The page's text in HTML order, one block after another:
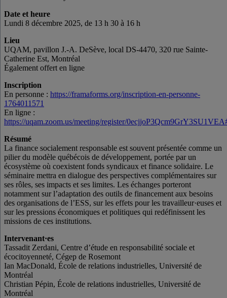
Date et heure
Lundi 8 décembre 2025, de 13 h 30 à 16 h
Lieu
UQAM, pavillon J.-A. DeSève, local DS-4470, 320 rue Sainte-
Catherine Est, Montréal
Également offert en ligne
Inscription
En personne : https://framaforms.org/inscription-en-personne-
1764011571
En ligne :
https://uqam.zoom.us/meeting/register/
Résumé
La finance socialement responsable est souvent présentée comme un
pilier du modèle québécois de développement, portée par un
écosystème où coexistent fonds syndicaux et finance solidaire. Le
séminaire mettra en dialogue des perspectives complémentaires sur
ses rôles, ses impacts et ses limites. Les échanges porteront
notamment sur l’adaptation des outils de financement aux besoins
des organisations de l’ESS, sur les effets pour les travailleur·euses et
sur les pressions économiques et politiques qui redéfinissent les
missions de ces institutions.
Intervenant·es
Tassadit Zerdani, Centre d’étude en responsabilité sociale et
écocitoyenneté, Cégep de Rosemont
Ian MacDonald, École de relations industrielles, Université de
Montréal
Christian Pépin, École de relations industrielles, Université de
Montréal